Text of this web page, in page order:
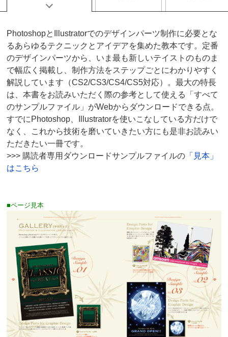
PhotoshopとIllustratorでのデザインパーツ制作に必要とな
るあらゆるテクニックとアイデアを集めた教本です。定番
のデザインパーツから、いま最も新しいテイストのものま
で幅広く掲載し、制作方法をステップごとにわかりやすく
解説しています（CS2/CS3/CS4/CS5対応）。最大の特長
は、本書をお読みいただく際の参考として使える「すべて
のサンプルファイル」がWebからダウンロードできる点。
すでにPhotoshop、Illustratorを使いこなしている方だけで
なく、これから技術を磨いていきたい方にも是非お読みい
ただきたい一冊です。
>>> 購読者専用ダウンロードサンプルファイルの「見本」
はこちら
■ページ見本